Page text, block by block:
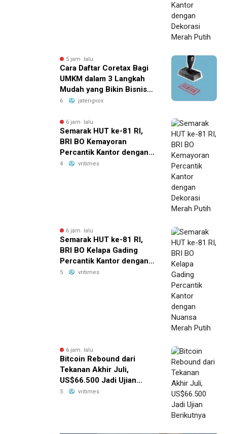
5 jam lalu
Cara Daftar Coretax Bagi
UMKM dalam 3 Langkah
Mudah yang Bikin Bisnis
Anda Lebih
6 jatengvox
6 jam lalu
Semarak HUT ke-81 RI,
BRI BO Kemayoran
Percantik Kantor dengan
Dekorasi Merah Putih
4 vritimes
6 jam lalu
Semarak HUT ke-81 RI,
BRI BO Kelapa Gading
Percantik Kantor dengan
Nuansa Merah Putih
5 vritimes
6 jam lalu
Bitcoin Rebound dari
Tekanan Akhir Juli,
US$66.500 Jadi Ujian
Berikutnya
5 vritimes